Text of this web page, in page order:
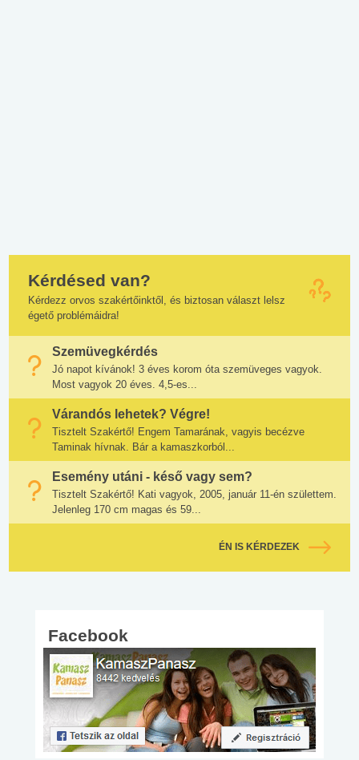
Kérdésed van?
Kérdezz orvos szakértőinktől, és biztosan választ lelsz
égető problémáidra!
Szemüvegkérdés
Jó napot kívánok! 3 éves korom óta szemüveges vagyok.
Most vagyok 20 éves. 4,5-es...
Várandós lehetek? Végre!
Tisztelt Szakértő! Engem Tamarának, vagyis becézve
Taminak hívnak. Bár a kamaszkorból...
Esemény utáni - késő vagy sem?
Tisztelt Szakértő! Kati vagyok, 2005, január 11-én születtem.
Jelenleg 170 cm magas és 59...
ÉN IS KÉRDEZEK
Facebook